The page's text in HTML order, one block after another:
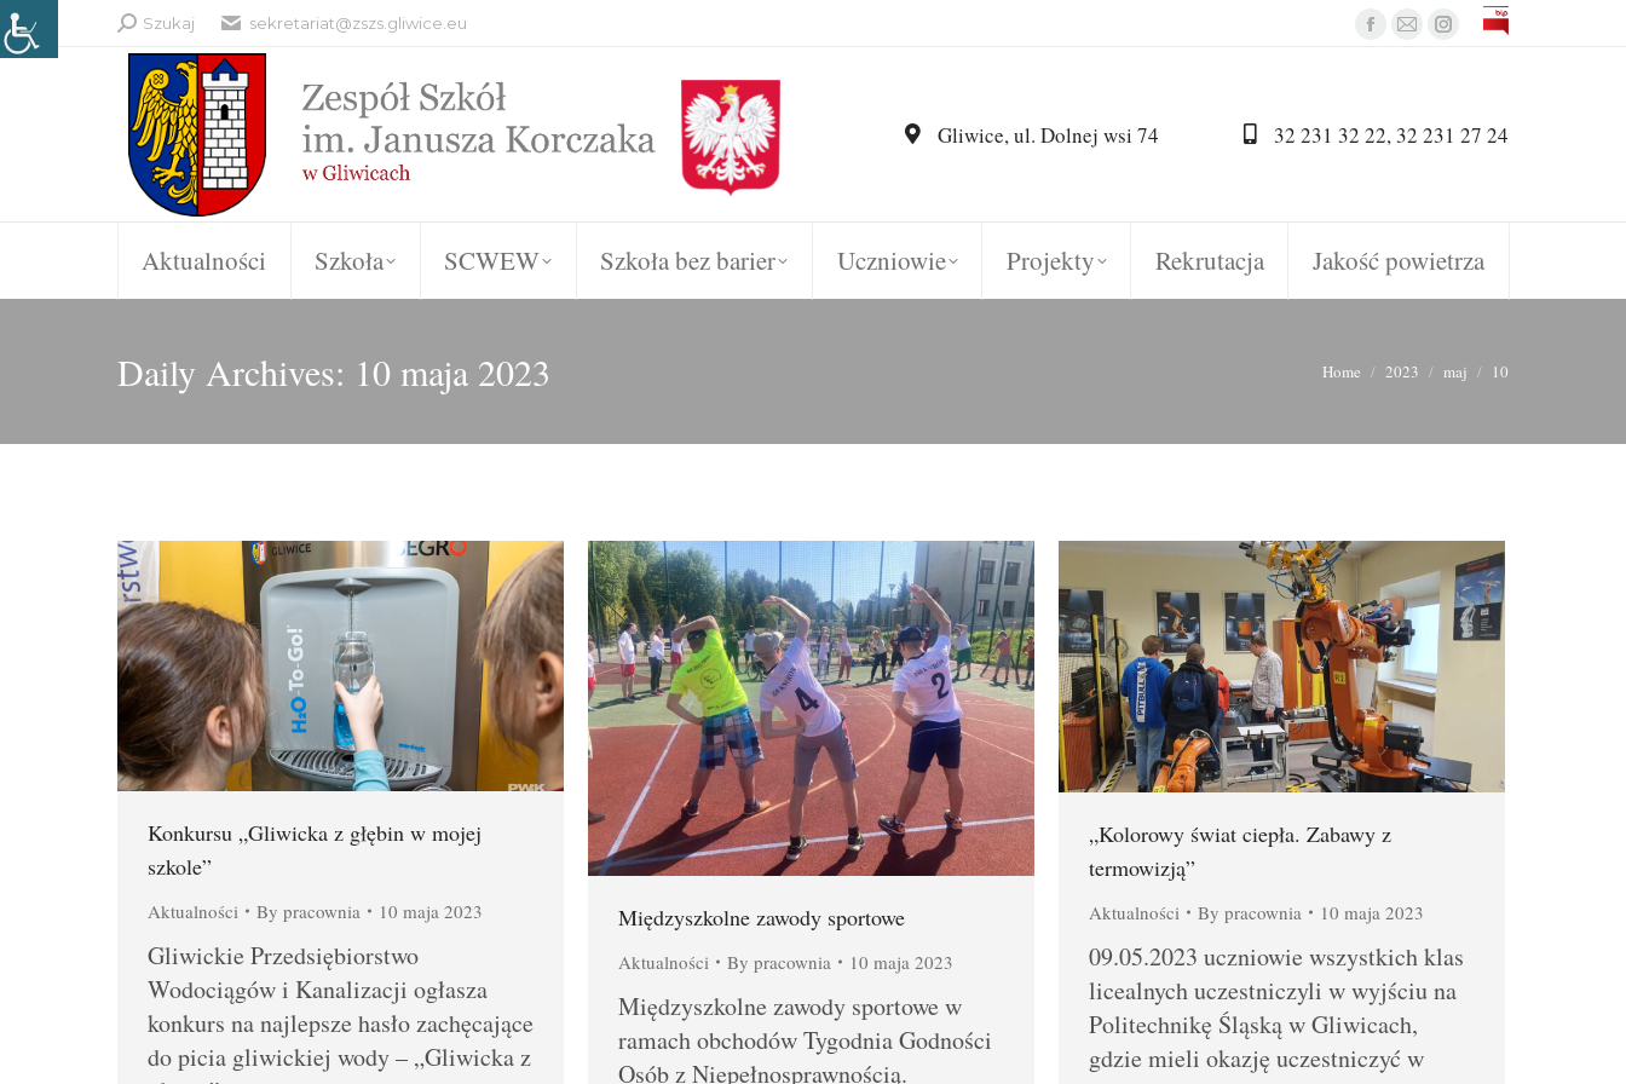
Search:
Szukaj sekretariat@zszs.gliwice.eu
Facebook
in
Mail
in
Instagram
in
Gliwice, ul. Dolnej wsi 74 32 231 32 22, 32 231 27 24
Aktualności Szkoła SCWEW Szkoła bez barier Uczniowie Projekty Rekrutacja Jakość powietrza
Daily Archives: 10 maja 2023 You are here:
Home 2023 maj 10
Konkursu „Gliwicka z głębin w mojej
szkole”
Aktualności By pracownia 10 maja 2023
Gliwickie Przedsiębiorstwo
Wodociągów i Kanalizacji ogłasza
konkurs na najlepsze hasło zachęcające
do picia gliwickiej wody – „Gliwicka z
Międzyszkolne zawody sportowe
Aktualności By pracownia 10 maja 2023
Międzyszkolne zawody sportowe w
ramach obchodów Tygodnia Godności
Osób z Niepełnosprawnością.
„Kolorowy świat ciepła. Zabawy z
termowizją”
Aktualności By pracownia 10 maja 2023
09.05.2023 uczniowie wszystkich klas
licealnych uczestniczyli w wyjściu na
Politechnikę Śląską w Gliwicach,
gdzie mieli okazję uczestniczyć w